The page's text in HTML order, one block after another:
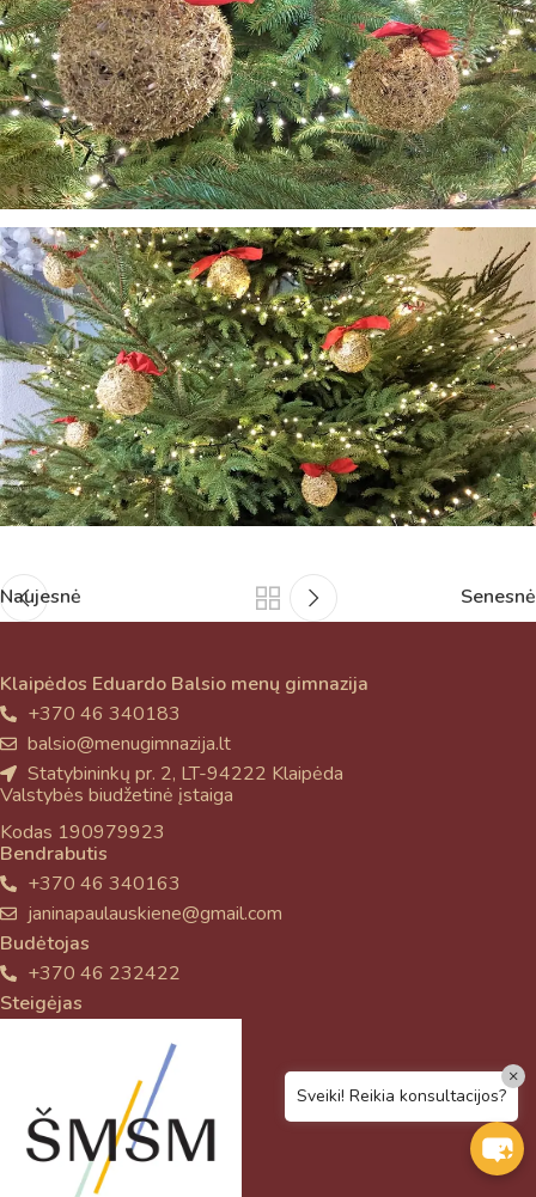
Naujesnė Senesnė
Klaipėdos Eduardo Balsio menų gimnazija
+370 46 340183
balsio@menugimnazija.lt
Statybininkų pr. 2, LT-94222 Klaipėda
Valstybės biudžetinė įstaiga
Kodas 190979923
Bendrabutis
+370 46 340163
janinapaulauskiene@gmail.com
Budėtojas
+370 46 232422
Steigėjas
Sveiki! Reikia konsultacijos?
×